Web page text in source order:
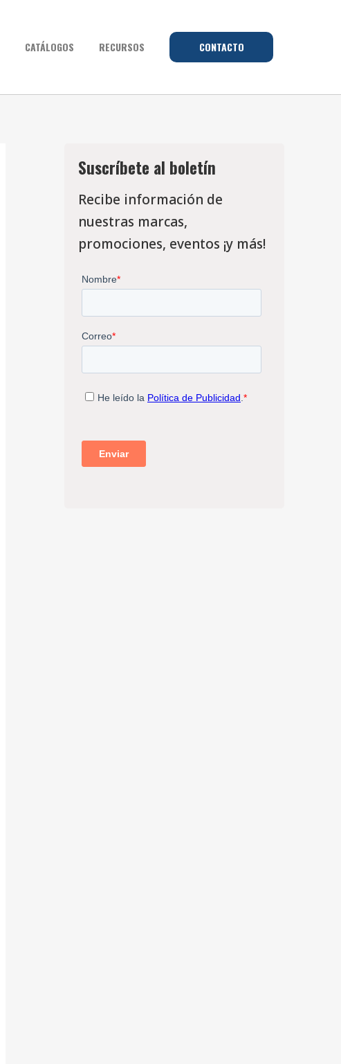
CATÁLOGOS RECURSOS CONTACTO
Suscríbete al boletín
Recibe información de
nuestras marcas,
promociones, eventos ¡y más!